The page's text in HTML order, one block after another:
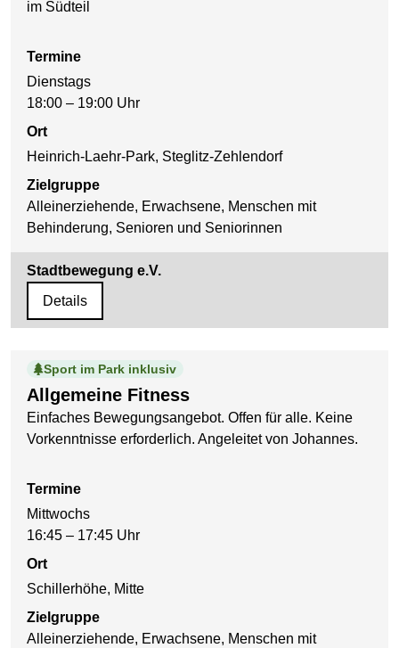
im Südteil
Termine
Dienstags
18:00 – 19:00 Uhr
Ort
Heinrich-Laehr-Park, Steglitz-Zehlendorf
Zielgruppe
Alleinerziehende, Erwachsene, Menschen mit
Behinderung, Senioren und Seniorinnen
Stadtbewegung e.V.
Details
Allgemeine Fitness
Sport im Park inklusiv
Einfaches Bewegungsangebot. Offen für alle. Keine
Vorkenntnisse erforderlich. Angeleitet von Johannes.
Termine
Mittwochs
16:45 – 17:45 Uhr
Ort
Schillerhöhe, Mitte
Zielgruppe
Alleinerziehende, Erwachsene, Menschen mit